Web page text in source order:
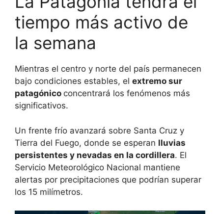
tiempo más activo de
la semana
Mientras el centro y norte del país permanecen
bajo condiciones estables, el extremo sur
patagónico concentrará los fenómenos más
significativos.
Un frente frío avanzará sobre Santa Cruz y
Tierra del Fuego, donde se esperan lluvias
persistentes y nevadas en la cordillera. El
Servicio Meteorológico Nacional mantiene
alertas por precipitaciones que podrían superar
los 15 milímetros.